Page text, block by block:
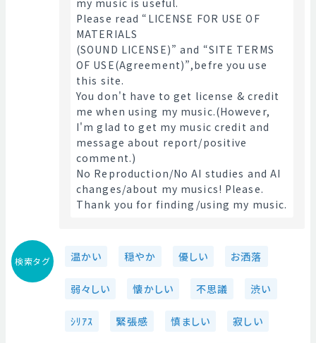
my music is useful.
Please read “LICENSE FOR USE OF
MATERIALS
(SOUND LICENSE)” and “SITE TERMS
OF USE(Agreement)”,befre you use
this site.
You don't have to get license & credit
me when using my music.(However,
I'm glad to get my music credit and
message about report/positive
comment.)
No Reproduction/No AI studies and AI
changes/about my musics! Please.
検索タグ 温かい 穏やか 優しい お洒落
弱々しい 懐かしい 不思議 渋い
ｼﾘｱｽ 緊張感 慎ましい 寂しい